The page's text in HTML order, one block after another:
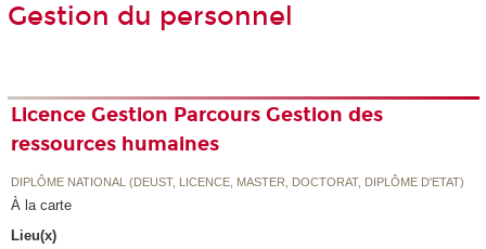
Gestion du personnel
Licence Gestion Parcours Gestion des
ressources humaines
DIPLÔME NATIONAL (DEUST, LICENCE, MASTER, DOCTORAT, DIPLÔME D'ETAT)
À la carte
Lieu(x)